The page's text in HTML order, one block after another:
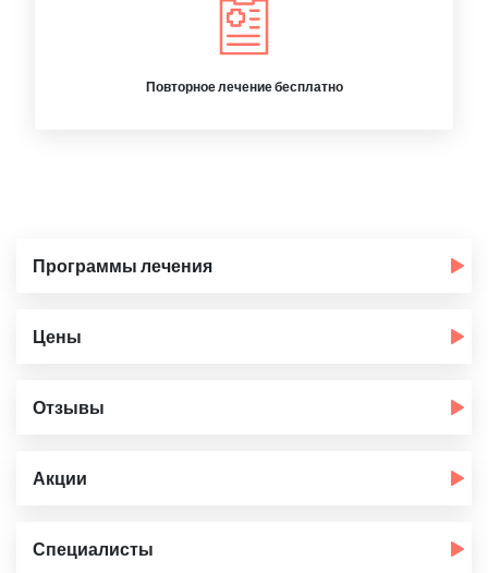
Повторное лечение бесплатно
Программы лечения
Цены
Отзывы
Акции
Специалисты